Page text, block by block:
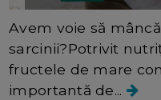
Avem voie să
sarcinii?Potrivit
fructele de mare
importantă de...